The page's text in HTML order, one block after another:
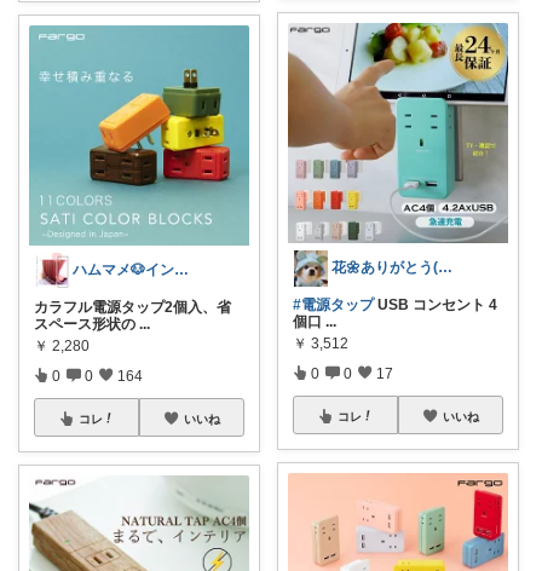
ハムマメ🐶インテリア・キッチン🌸
カラフル電源タップ2個入、省
スペース形状の ...
￥ 2,280
0 0 164
コレ いいね
花🌼ありがとう(*･ω･)*_ _)ﾍ
#電源タップUSB コンセント 4
個口 ...
￥ 3,512
0 0 17
コレ いいね